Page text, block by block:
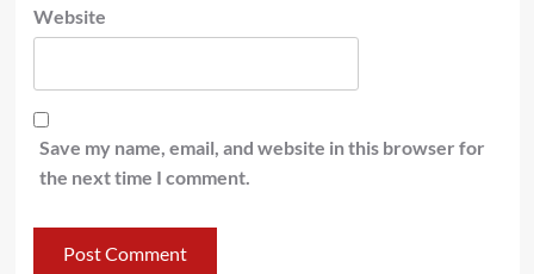
Website
Save my name, email, and website in this browser for
the next time I comment.